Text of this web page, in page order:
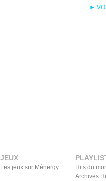
►
JEUX
Les jeux sur Ménergy
Hits du
Archives